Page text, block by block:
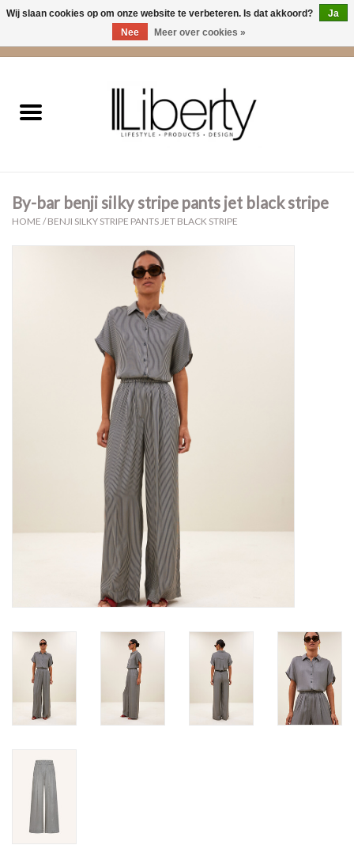
Kleding
Cadeaus
By-bar benji silky stripe pants jet black stripe
HOME /BENJI SILKY STRIPE PANTS JET BLACK STRIPE
Wij slaan cookies op om onze website te verbeteren. Is dat akkoord?
Ja
Nee
Meer over cookies »